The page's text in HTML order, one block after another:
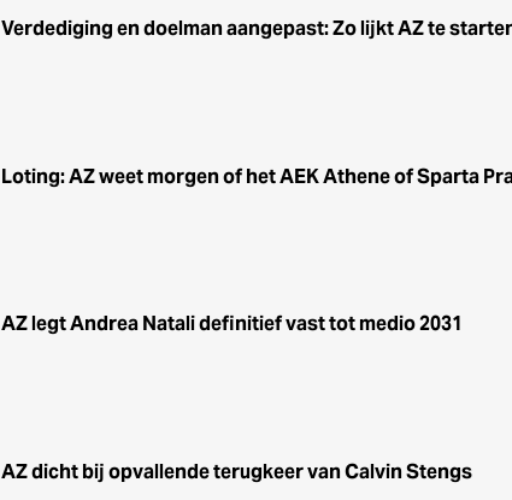
Verdediging en doelman aangepast: Zo lijkt AZ te
Loting: AZ weet morgen of het AEK Athene of Sparta
AZ legt Andrea Natali definitief vast tot medio 2031
AZ dicht bij opvallende terugkeer van Calvin Stengs